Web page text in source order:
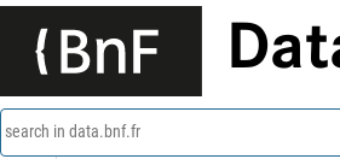
search in data.bnf.fr